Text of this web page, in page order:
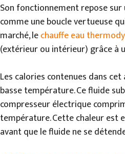
Son fonctionnement repose
comme une boucle vertueuse
marché, lechauffe eau
(extérieur ou intérieur) grâce à
Les calories contenues dans
basse température. Ce fluide
compresseur électrique
température. Cette chaleur est
avant que le fluide ne se